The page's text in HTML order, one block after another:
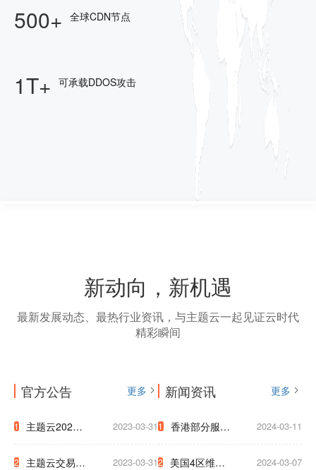
500+ 全球CDN节点
1T+ 可承载DDOS攻击
新动向，新机遇
最新发展动态、最热行业资讯，与主题云一起见证云时代
精彩瞬间
官方公告 更多
1 主题云2023
年中秋国庆放
2023-03-31
2 主题云交易支 2023-03-31
新闻资讯 更多
1 香港部分服务
器迁移通知
2024-03-11
2 美国4区维护 2024-03-07